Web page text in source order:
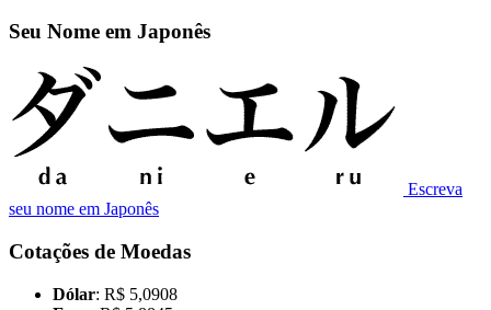
Seu Nome em Japonês
Escreva
seu nome em Japonês
Cotações de Moedas
Dólar: R$ 5,0908